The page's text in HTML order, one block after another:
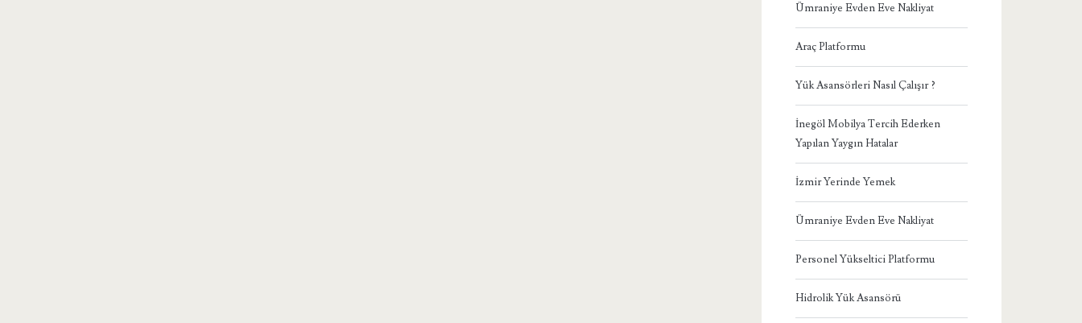
Ümraniye Evden Eve Nakliyat
Araç Platformu
Yük Asansörleri Nasıl Çalışır ?
İnegöl Mobilya Tercih Ederken
Yapılan Yaygın Hatalar
İzmir Yerinde Yemek
Ümraniye Evden Eve Nakliyat
Personel Yükseltici Platformu
Hidrolik Yük Asansörü